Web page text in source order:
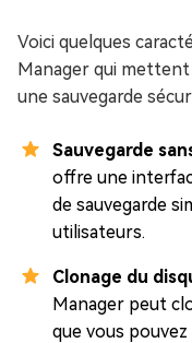
Voici quelques
Manager qui mettent
une sauvegarde
Sauvegarde
offre une
de sauvegarde
utilisateurs.
Clonage du
Manager peut
que vous